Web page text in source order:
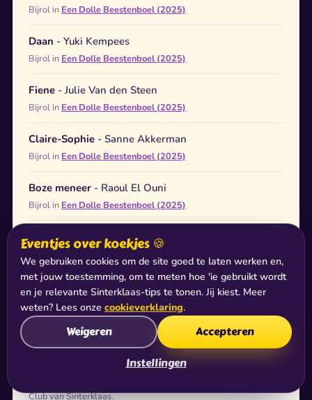
Bijrol in Een Dolle Beestenboel (2025)
Daan - Yuki Kempees
Bijrol in Een Dolle Beestenboel (2025)
Fiene - Julie Van den Steen
Bijrol in Een Dolle Beestenboel (2025)
Claire-Sophie - Sanne Akkerman
Bijrol in Een Dolle Beestenboel (2025)
Boze meneer - Raoul El Ouni
Bijrol in Een Dolle Beestenboel (2025)
Presentator - Mattie Valk
Bijrol in Een Dolle Beestenboel (2025)
Bijrollen in TV-series
- Daphny Muriloff
Club van Sinterklaas.
Eventjes over koekjes 🍪
We gebruiken cookies om de site goed te laten werken en,
met jouw toestemming, om te meten hoe 'ie gebruikt wordt
en je relevante Sinterklaas-tips te tonen. Jij kiest. Meer
weten? Lees onze cookieverklaring.
Instellingen
Weigeren Accepteren